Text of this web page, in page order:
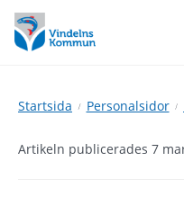
Hoppa
till
innehåll
Hoppa
till
undermeny
Startsida Personalsidor
Artikeln publicerades 7